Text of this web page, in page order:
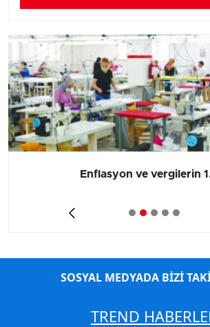
Enflasyon ve vergilerin
SOSYAL MEDYADA BİZİ
TREND